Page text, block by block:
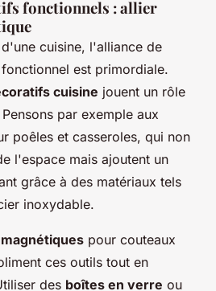
fonctionnels : allier
cuisine, l'alliance de
est primordiale.
cuisine jouent un rôle
par exemple aux
poêles et casseroles, qui non
l'espace mais ajoutent un
grâce à des matériaux tels
inoxydable.
pour couteaux
ces outils tout en
des boîtes en verre ou